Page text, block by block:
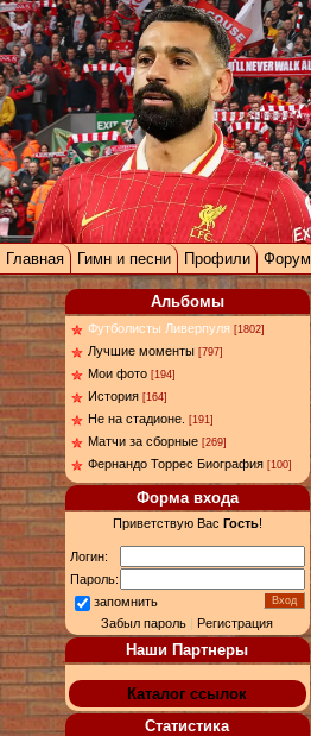
Главная Гимн и песни Профили Форум
Альбомы
Футболисты Ливерпуля [1802]
Лучшие моменты [797]
Мои фото [194]
История [164]
Не на стадионе. [191]
Матчи за сборные [269]
Фернандо Торрес Биография [100]
Форма входа
Приветствую Вас Гость!
Логин:
Пароль:
запомнить
Забыл пароль |Регистрация
Наши Партнеры
Каталог ссылок
Статистика